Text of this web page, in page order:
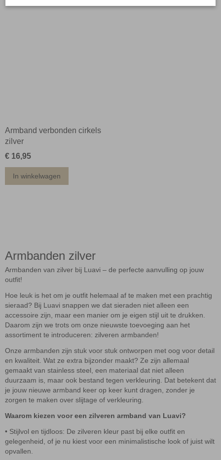
Armband verbonden cirkels
zilver
€ 16,95
In winkelwagen
Armbanden zilver
Armbanden van zilver bij Luavi – de perfecte aanvulling op jouw
outfit!
Hoe leuk is het om je outfit helemaal af te maken met een prachtig
sieraad? Bij Luavi snappen we dat sieraden niet alleen een
accessoire zijn, maar een manier om je eigen stijl uit te drukken.
Daarom zijn we trots om onze nieuwste toevoeging aan het
assortiment te introduceren: zilveren armbanden!
Onze armbanden zijn stuk voor stuk ontworpen met oog voor detail
en kwaliteit. Wat ze extra bijzonder maakt? Ze zijn allemaal
gemaakt van stainless steel, een materiaal dat niet alleen
duurzaam is, maar ook bestand tegen verkleuring. Dat betekent dat
je jouw nieuwe armband keer op keer kunt dragen, zonder je
zorgen te maken over slijtage of verkleuring.
Waarom kiezen voor een zilveren armband van Luavi?
• Stijlvol en tijdloos: De zilveren kleur past bij elke outfit en
gelegenheid, of je nu kiest voor een minimalistische look of juist wilt
opvallen.